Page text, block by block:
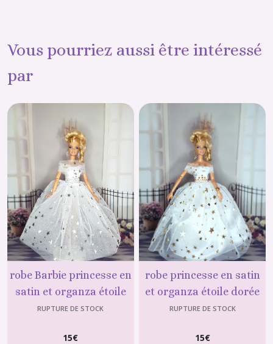
Vous pourriez aussi être intéressé
par
robe Barbie princesse en
satin et organza étoile
argentée
RUPTURE DE STOCK
15€
robe princesse en satin
et organza étoile dorée
poupée mannequin 29
RUPTURE DE STOCK
15€